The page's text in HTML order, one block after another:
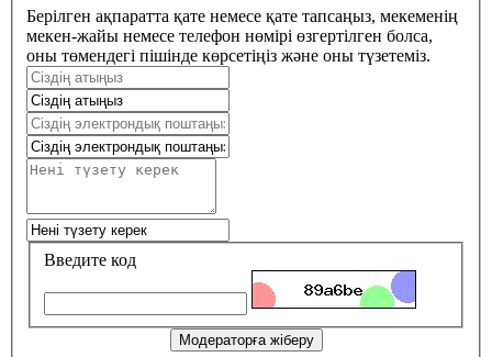
Берілген ақпаратта қате немесе қате тапсаңыз, мекеменің
мекен-жайы немесе телефон нөмірі өзгертілген болса,
оны төмендегі пішінде көрсетіңіз және оны түзетеміз.
Введите код
Модераторға жіберу